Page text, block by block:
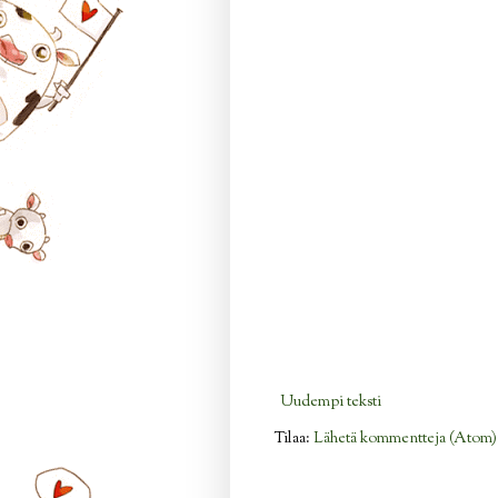
Uudempi teksti
Tilaa: Lähetä kommentteja (Atom)